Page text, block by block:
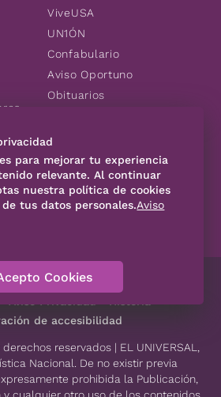
ViveUSA
UN1ÓN
Confabulario
Aviso Oportuno
Obituarios
Consultas
SÍGUENOS
Código de Ética
Aviso Privacidad
Historia
de accesibilidad
reservados | EL UNIVERSAL,
Nacional. De no existir previa
prohibida la Publicación,
para mejorar tu experiencia
relevante. Al continuar
nuestra política de cookies
tus datos personales.Aviso
Cookies